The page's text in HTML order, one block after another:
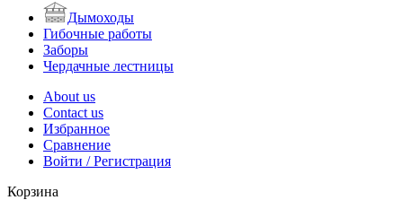
Дымоходы
Гибочные работы
Заборы
Чердачные лестницы
About us
Contact us
Избранное
Сравнение
Войти / Регистрация
Корзина